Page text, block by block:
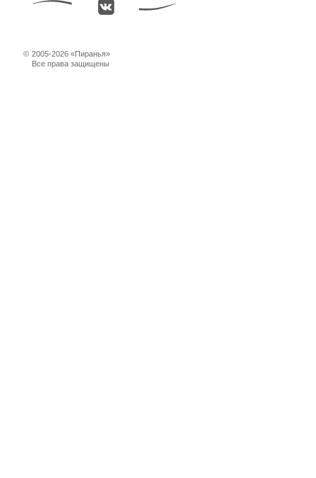
© 2005-2026 «Пиранья»
Все права защищены